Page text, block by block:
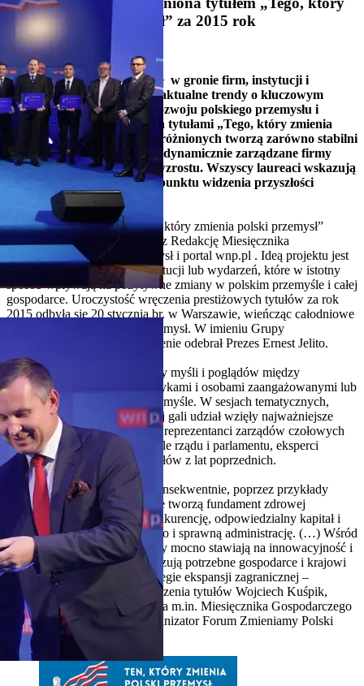
zmienia polski przemysł” za 2015 rok
21. Styczeń 2016
Grupa Górażdże znalazła się w gronie firm, instytucji i
przedsięwzięć ilustrujących aktualne trendy o kluczowym
znaczeniu dla perspektyw rozwoju polskiego przemysłu i
gospodarki, uhonorowanych tytułami „Tego, który zmienia
polski przemysł”. Grono wyróżnionych tworzą zarówno stabilni
potentaci z tradycjami, jak i dynamicznie zarządzane firmy
realizujące śmiałe strategie wzrostu. Wszyscy laureaci wskazują
kierunki zmian pożądane z punktu widzenia przyszłości
polskiej gospodarki.
Prestiżowe wyróżnienia „Ten, który zmienia polski przemysł”
przyznawane są od 16 lat przez Redakcję Miesięcznika
Gospodarczego Nowy Przemysł i portal wnp.pl . Ideą projektu jest
wskazywanie osób, firm, instytucji lub wydarzeń, które w istotny
sposób wpływają na pozytywne zmiany w polskim przemyśle i całej
gospodarce. Uroczystość wręczenia prestiżowych tytułów za rok
2015 odbyła się 20 stycznia br. w Warszawie, wieńcząc całodniowe
Forum Zmieniamy Polski Przemysł. W imieniu Grupy
Górażdże prestiżowe wyróżnienie odebrał Prezes Ernest Jelito.
Forum jest platformą wymiany myśli i poglądów między
praktykami, teoretykami, politykami i osobami zaangażowanymi lub
obserwującymi zmiany w przemyśle. W sesjach tematycznych,
dyskusjach, a także wieczornej gali udział wzięły najważniejsze
postacie polskiej gospodarki – reprezentanci zarządów czołowych
przedsiębiorstw, przedstawiciele rządu i parlamentu, eksperci
gospodarczy oraz laureaci tytułów z lat poprzednich.
– Typując laureatów od lat, konsekwentnie, poprzez przykłady
wskazujemy na wartości, które tworzą fundament zdrowej
gospodarki: wolny rynek i konkurencję, odpowiedzialny kapitał i
przedsiębiorczość, dobre prawo i sprawną administrację. (…) Wśród
laureatów znaleźli się ci, którzy mocno stawiają na innowacyjność i
młodą przedsiębiorczość, realizują potrzebne gospodarce i krajowi
inwestycje oraz odważne strategie ekspansji zagranicznej –
powiedział w trakcie gali wręczenia tytułów Wojciech Kuśpik,
prezes Grupy PTWP, wydawca m.in. Miesięcznika Gospodarczego
Nowy Przemysł i wnp.pl, organizator Forum Zmieniamy Polski
Przemysł.